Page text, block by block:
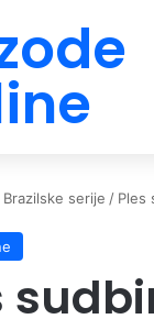
Brazilske serije / Ples